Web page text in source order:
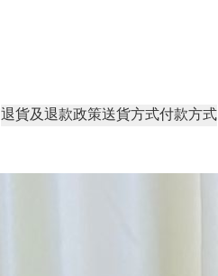
退貨及退款政策送貨方式付款方式